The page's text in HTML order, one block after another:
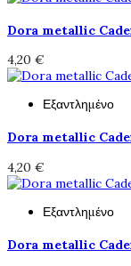
Dora metallic
4,20 €
Εξαντλημένο
Dora metallic
4,20 €
Εξαντλημένο
Dora metallic